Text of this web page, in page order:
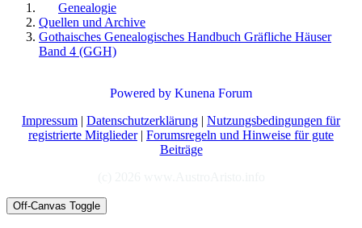
Genealogie
Quellen und Archive
Gothaisches Genealogisches Handbuch Gräfliche Häuser
Band 4 (GGH)
Powered by Kunena Forum
Impressum | Datenschutzerklärung | Nutzungsbedingungen für
registrierte Mitglieder| Forumsregeln und Hinweise für gute
Beiträge
Off-Canvas Toggle